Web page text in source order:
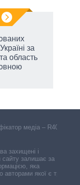
за
область
медіа – R40-
захищені і
сайту залишає за
яка
якої є треті